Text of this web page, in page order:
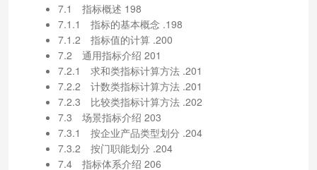
7.1 指标概述 198
7.1.1 指标的基本概念 .198
7.1.2 指标值的计算 .200
7.2 通用指标介绍 201
7.2.1 求和类指标计算方法 .201
7.2.2 计数类指标计算方法 .201
7.2.3 比较类指标计算方法 .202
7.3 场景指标介绍 203
7.3.1 按企业产品类型划分 .204
7.3.2 按门职能划分 .204
7.4 指标体系介绍 206